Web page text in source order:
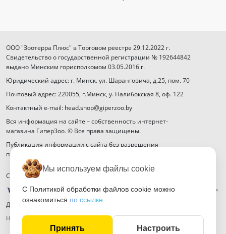
ООО "Зоотерра Плюс" в Торговом реестре 29.12.2022 г.
Свидетельство о государственной регистрации № 192644842
выдано Минским горисполкомом 03.05.2016 г.
Юридический адрес: г. Минск. ул. Шаранговича, д.25, пом. 70
Почтовый адрес: 220055, г.Минск, у. Налибокская 8, оф. 122
Контактный e-mail: head.shop@giperzoo.by
Вся информация на сайте – собственность интернет-
магазина ГиперЗоо. © Все права защищены.
Публикация информации с сайта без разрешения
правообладателя запрещена.
Способы оплаты
Договор публичной оферты
Настройка файлов cookie
Мы используем файлы cookie
С Политикой обработки файлов cookie можно
ознакомиться по ссылке
Принять Настроить